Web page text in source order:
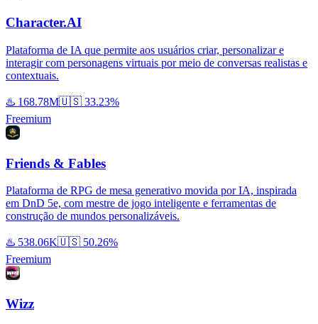
Character.AI
Plataforma de IA que permite aos usuários criar, personalizar e
interagir com personagens virtuais por meio de conversas realistas e
contextuais.
♨️ 168.78M🇺🇸 33.23%
Freemium
Friends & Fables
Plataforma de RPG de mesa generativo movida por IA, inspirada
em DnD 5e, com mestre de jogo inteligente e ferramentas de
construção de mundos personalizáveis.
♨️ 538.06K🇺🇸 50.26%
Freemium
Wizz